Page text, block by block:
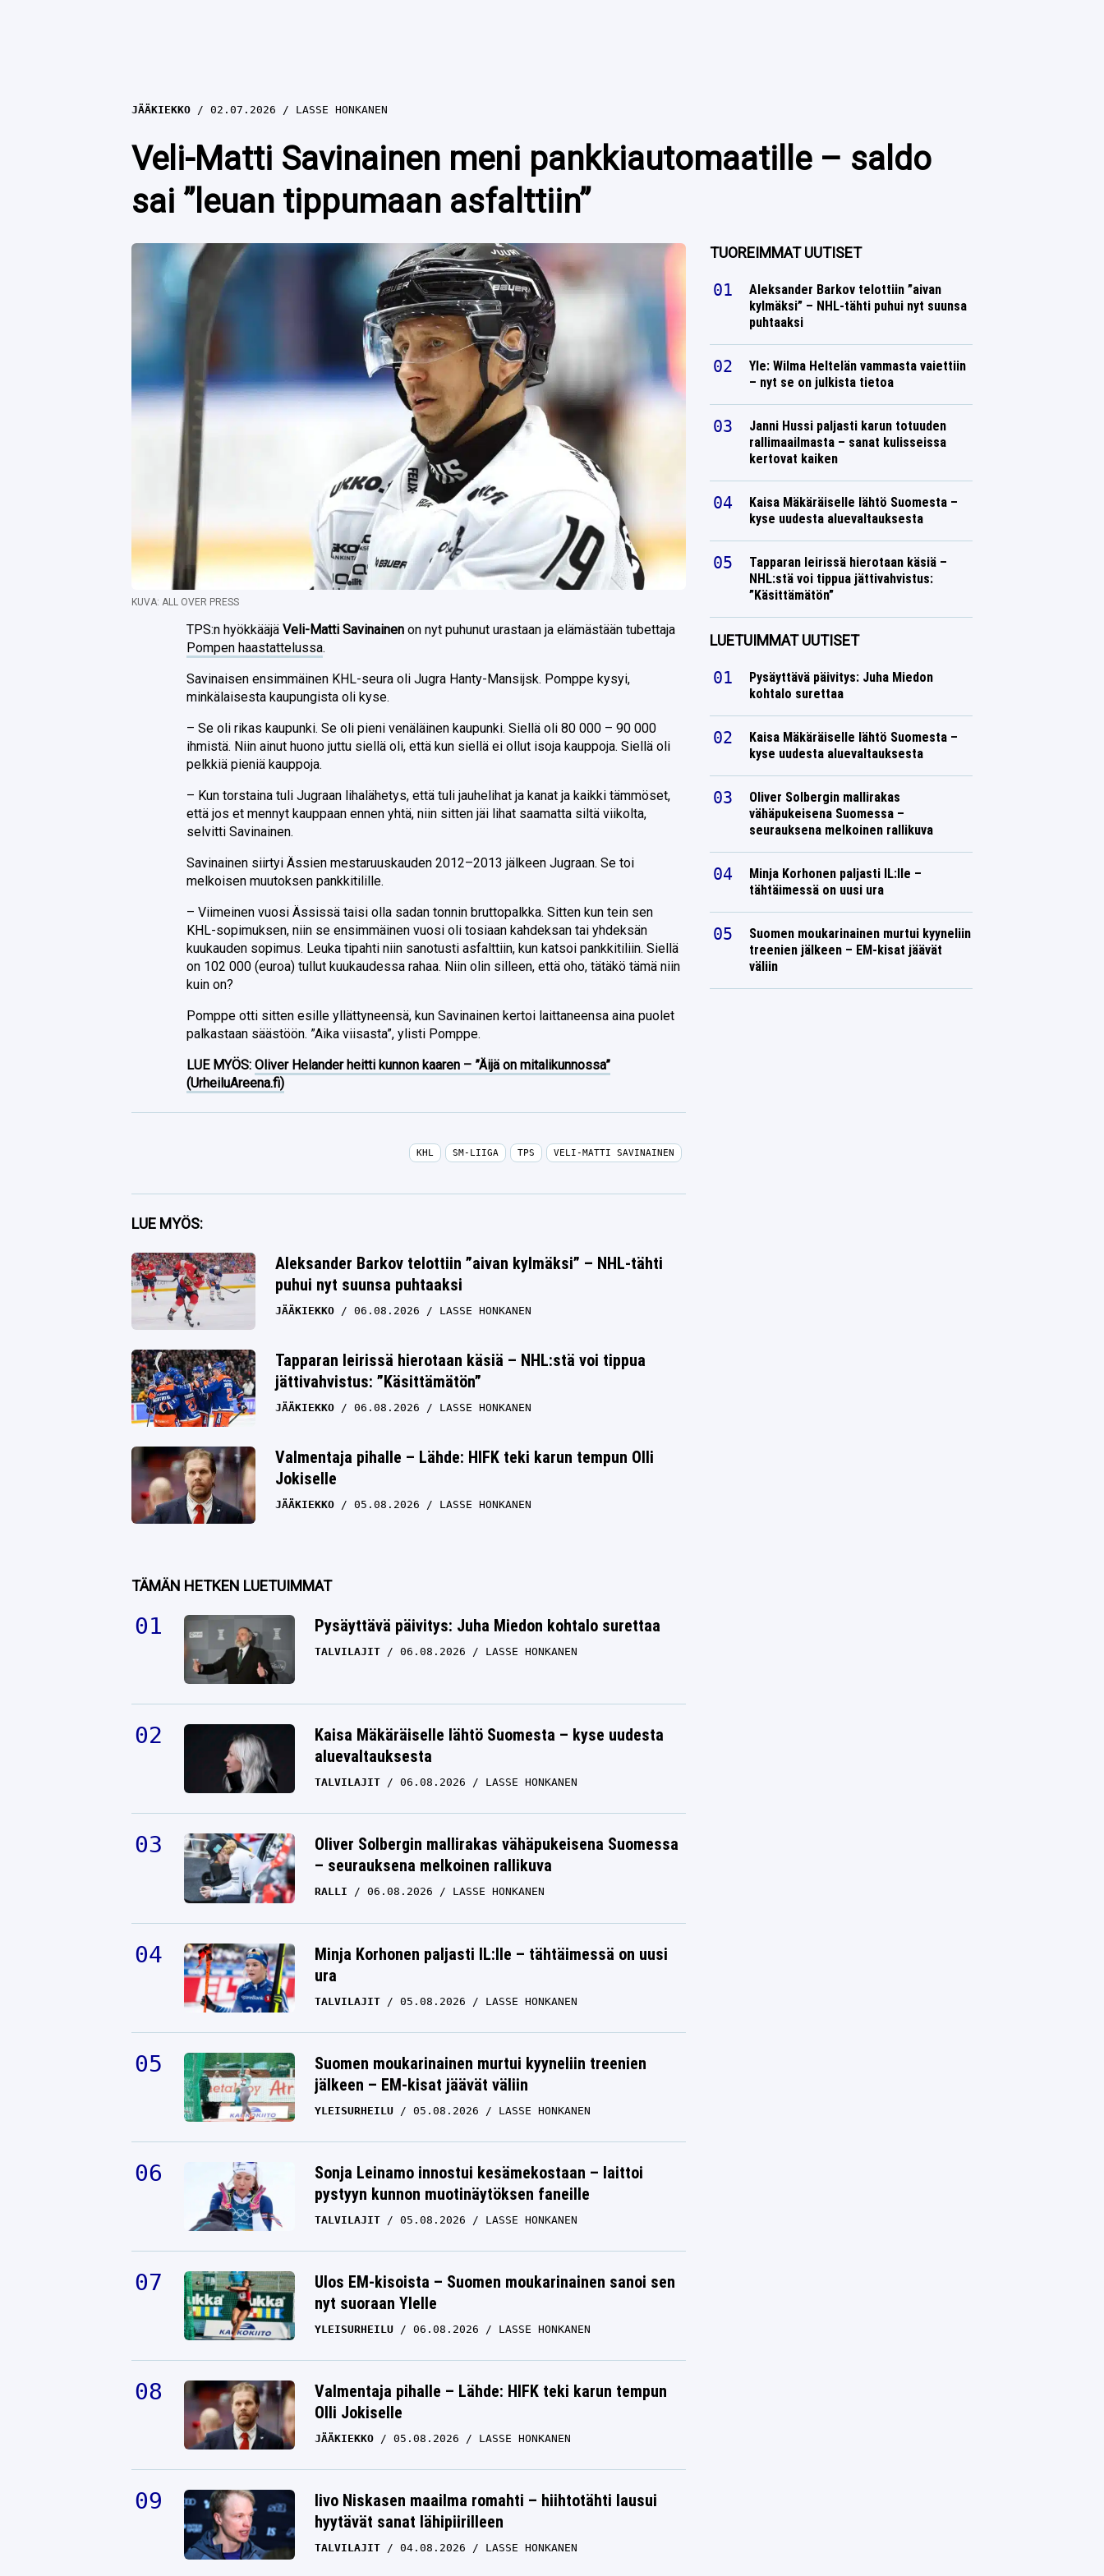
JÄÄKIEKKO 02.07.2026 LASSE HONKANEN
Veli-Matti Savinainen meni pankkiautomaatille – saldo
sai ”leuan tippumaan asfalttiin”
KUVA: ALL OVER PRESS
TPS:n hyökkääjäVeli-Matti Savinainen on nyt puhunut urastaan ja elämästään tubettaja
Pompen haastattelussa.
Savinaisen ensimmäinen KHL-seura oli Jugra Hanty-Mansijsk. Pomppe kysyi,
minkälaisesta kaupungista oli kyse.
– Se oli rikas kaupunki. Se oli pieni venäläinen kaupunki. Siellä oli 80 000 – 90 000
ihmistä. Niin ainut huono juttu siellä oli, että kun siellä ei ollut isoja kauppoja. Siellä oli
pelkkiä pieniä kauppoja.
– Kun torstaina tuli Jugraan lihalähetys, että tuli jauhelihat ja kanat ja kaikki tämmöset,
että jos et mennyt kauppaan ennen yhtä, niin sitten jäi lihat saamatta siltä viikolta,
selvitti Savinainen.
Savinainen siirtyi Ässien mestaruuskauden 2012–2013 jälkeen Jugraan. Se toi
melkoisen muutoksen pankkitilille.
– Viimeinen vuosi Ässissä taisi olla sadan tonnin bruttopalkka. Sitten kun tein sen
KHL-sopimuksen, niin se ensimmäinen vuosi oli tosiaan kahdeksan tai yhdeksän
kuukauden sopimus. Leuka tipahti niin sanotusti asfalttiin, kun katsoi pankkitiliin. Siellä
on 102 000 (euroa) tullut kuukaudessa rahaa. Niin olin silleen, että oho, tätäkö tämä niin
kuin on?
Pomppe otti sitten esille yllättyneensä, kun Savinainen kertoi laittaneensa aina puolet
palkastaan säästöön. ”Aika viisasta”, ylisti Pomppe.
LUE MYÖS:Oliver Helander heitti kunnon kaaren – ”Äijä on mitalikunnossa”
(UrheiluAreena.fi)
Facebook
Twitter
Whatsapp
KHL SM-LIIGA TPS VELI-MATTI SAVINAINEN
LUE MYÖS:
Aleksander Barkov telottiin ”aivan kylmäksi” – NHL-tähti
puhui nyt suunsa puhtaaksi
JÄÄKIEKKO 06.08.2026 LASSE HONKANEN
Tapparan leirissä hierotaan käsiä – NHL:stä voi tippua
jättivahvistus: ”Käsittämätön”
JÄÄKIEKKO 06.08.2026 LASSE HONKANEN
Valmentaja pihalle – Lähde: HIFK teki karun tempun Olli
Jokiselle
JÄÄKIEKKO 05.08.2026 LASSE HONKANEN
TÄMÄN HETKEN LUETUIMMAT
Pysäyttävä päivitys: Juha Miedon kohtalo surettaa
TALVILAJIT 06.08.2026 LASSE HONKANEN
Kaisa Mäkäräiselle lähtö Suomesta – kyse uudesta
aluevaltauksesta
TALVILAJIT 06.08.2026 LASSE HONKANEN
Oliver Solbergin mallirakas vähäpukeisena Suomessa
– seurauksena melkoinen rallikuva
RALLI 06.08.2026 LASSE HONKANEN
Minja Korhonen paljasti IL:lle – tähtäimessä on uusi
ura
TALVILAJIT 05.08.2026 LASSE HONKANEN
Suomen moukarinainen murtui kyyneliin treenien
jälkeen – EM-kisat jäävät väliin
YLEISURHEILU 05.08.2026 LASSE HONKANEN
Sonja Leinamo innostui kesämekostaan – laittoi
pystyyn kunnon muotinäytöksen faneille
TALVILAJIT 05.08.2026 LASSE HONKANEN
Ulos EM-kisoista – Suomen moukarinainen sanoi sen
nyt suoraan Ylelle
YLEISURHEILU 06.08.2026 LASSE HONKANEN
Valmentaja pihalle – Lähde: HIFK teki karun tempun
Olli Jokiselle
JÄÄKIEKKO 05.08.2026 LASSE HONKANEN
Iivo Niskasen maailma romahti – hiihtotähti lausui
hyytävät sanat lähipiirilleen
TALVILAJIT 04.08.2026 LASSE HONKANEN
TUOREIMMAT UUTISET
Aleksander Barkov telottiin ”aivan
kylmäksi” – NHL-tähti puhui nyt suunsa
puhtaaksi
Yle: Wilma Heltelän vammasta vaiettiin
– nyt se on julkista tietoa
Janni Hussi paljasti karun totuuden
rallimaailmasta – sanat kulisseissa
kertovat kaiken
Kaisa Mäkäräiselle lähtö Suomesta –
kyse uudesta aluevaltauksesta
Tapparan leirissä hierotaan käsiä –
NHL:stä voi tippua jättivahvistus:
”Käsittämätön”
LUETUIMMAT UUTISET
Pysäyttävä päivitys: Juha Miedon
kohtalo surettaa
Kaisa Mäkäräiselle lähtö Suomesta –
kyse uudesta aluevaltauksesta
Oliver Solbergin mallirakas
vähäpukeisena Suomessa –
seurauksena melkoinen rallikuva
Minja Korhonen paljasti IL:lle –
tähtäimessä on uusi ura
Suomen moukarinainen murtui kyyneliin
treenien jälkeen – EM-kisat jäävät
väliin